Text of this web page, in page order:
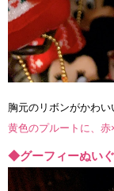
胸元のリボンがかわい
黄色のプルートに、
◆グーフィーぬい